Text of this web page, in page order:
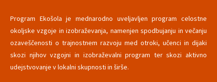
Program Ekošola je mednarodno uveljavljen program celostne
okoljske vzgoje in izobraževanja, namenjen spodbujanju in večanju
ozaveščenosti o trajnostnem razvoju med otroki, učenci in dijaki
skozi njihov vzgojni in izobraževalni program ter skozi aktivno
udejstvovanje v lokalni skupnosti in širše.